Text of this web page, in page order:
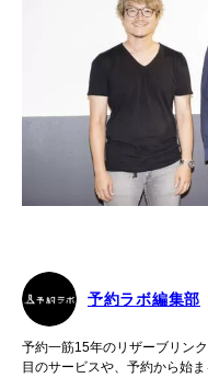
予約ラボ編集部
予約一筋15年のリザーブリン
目のサービスや、予約から始